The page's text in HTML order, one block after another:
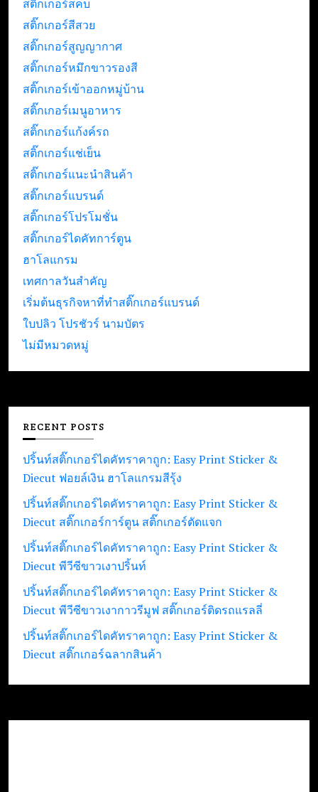
สติ๊กเกอร์สคบ
สติ๊กเกอร์สีสวย
สติ๊กเกอร์สูญญากาศ
สติ๊กเกอร์หมึกขาวรองสี
สติ๊กเกอร์เข้าออกหมู่บ้าน
สติ๊กเกอร์เมนูอาหาร
สติ๊กเกอร์แก้งค์รถ
สติ๊กเกอร์แช่เย็น
สติ๊กเกอร์แนะนำสินค้า
สติ๊กเกอร์แบรนด์
สติ๊กเกอร์โปรโมชั่น
สติ๊กเกอร์ไดคัทการ์ตูน
ฮาโลแกรม
เทศกาลวันสำคัญ
เริ่มต้นธุรกิจหาที่ทำสติ๊กเกอร์แบรนด์
ใบปลิว โปรชัวร์ นามบัตร
ไม่มีหมวดหมู่
RECENT POSTS
ปริ้นท์สติ๊กเกอร์ไดคัทราคาถูก: Easy Print Sticker &
Diecut ฟอยล์เงิน ฮาโลแกรมสีรุ้ง
ปริ้นท์สติ๊กเกอร์ไดคัทราคาถูก: Easy Print Sticker &
Diecut สติ๊กเกอร์การ์ตูน สติ๊กเกอร์ตัดแจก
ปริ้นท์สติ๊กเกอร์ไดคัทราคาถูก: Easy Print Sticker &
Diecut พีวีซีขาวเงาปริ้นท์
ปริ้นท์สติ๊กเกอร์ไดคัทราคาถูก: Easy Print Sticker &
Diecut พีวีซีขาวเงากาวรีมูฟ สติ๊กเกอร์ติดรถแรลลี่
ปริ้นท์สติ๊กเกอร์ไดคัทราคาถูก: Easy Print Sticker &
Diecut สติ๊กเกอร์ฉลากสินค้า